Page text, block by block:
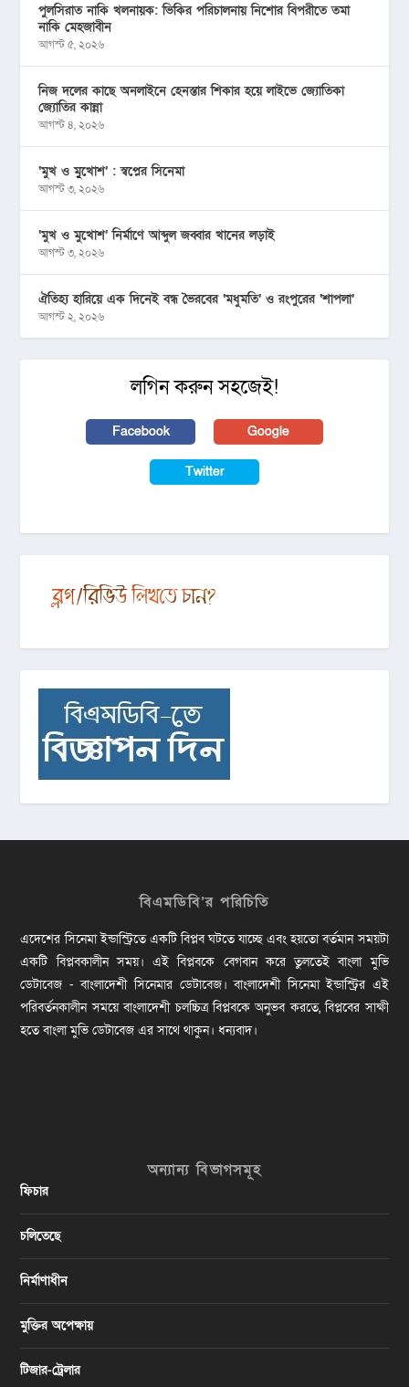
পুলসিরাত নাকি খলনায়ক: ভিকির পরিচালনায় নিশোর বিপরীতে তমা
নাকি মেহজাবীন
আগস্ট ৫, ২০২৬
নিজ দলের কাছে অনলাইনে হেনস্তার শিকার হয়ে লাইভে জ্যোতিকা
জ্যোতির কান্না
আগস্ট ৪, ২০২৬
‘মুখ ও মু্খোশ’ : স্বপ্নের সিনেমা
আগস্ট ৩, ২০২৬
‘মুখ ও মুখোশ’ নির্মাণে আব্দুল জব্বার খানের লড়াই
আগস্ট ৩, ২০২৬
ঐতিহ্য হারিয়ে এক দিনেই বন্ধ ভৈরবের ‘মধুমতি’ ও রংপুরের ‘শাপলা’
আগস্ট ২, ২০২৬
লগিন করুন সহজেই!
Facebook Google
Twitter
বিএমডিবি’র পরিচিতি
এদেশের সিনেমা ইন্ডাস্ট্রিতে একটি বিপ্লব ঘটতে যাচ্ছে এবং হয়তো বর্তমান সময়টা
একটি বিপ্লবকালীন সময়। এই বিপ্লবকে বেগবান করে তুলতেই বাংলা মুভি
ডেটাবেজ - বাংলাদেশী সিনেমার ডেটাবেজ। বাংলাদেশী সিনেমা ইন্ডাস্ট্রির এই
পরিবর্তনকালীন সময়ে বাংলাদেশী চলচ্চিত্র বিপ্লবকে অনুভব করতে, বিপ্লবের সাক্ষী
হতে বাংলা মুভি ডেটাবেজ এর সাথে থাকুন। ধন্যবাদ।
অন্যান্য বিভাগসমূহ
ফিচার
চলিতেছে
নির্মাণাধীন
মুক্তির অপেক্ষায়
টিজার-ট্রেলার